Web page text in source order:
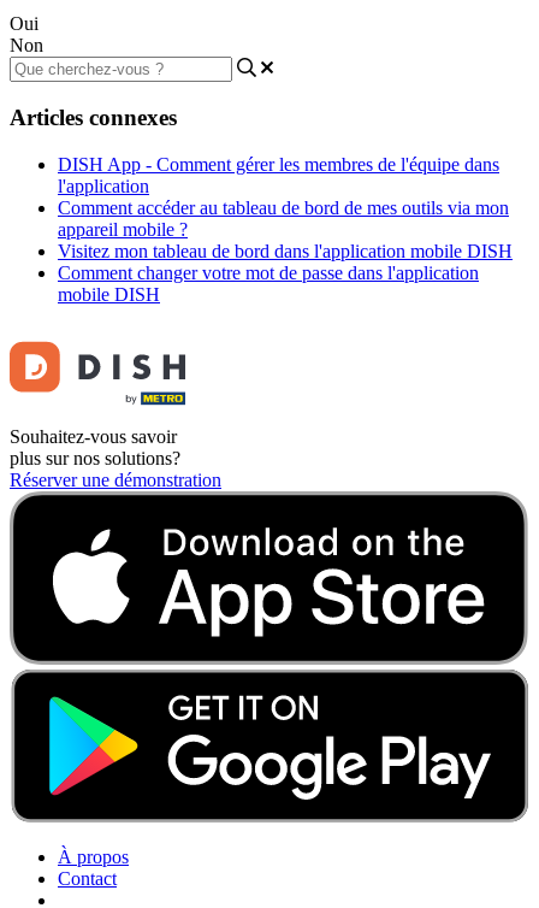
Oui
Non
Articles connexes
DISH App - Comment gérer les membres de l'équipe dans
l'application
Comment accéder au tableau de bord de mes outils via mon
appareil mobile ?
Visitez mon tableau de bord dans l'application mobile DISH
Comment changer votre mot de passe dans l'application
mobile DISH
Souhaitez-vous savoir
plus sur nos solutions?
Réserver une démonstration
À propos
Contact